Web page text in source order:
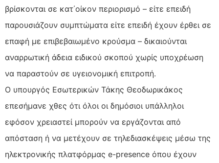
βρίσκονται σε κατ΄οίκον περιορισμό – είτε επειδή
παρουσιάζουν συμπτώματα είτε επειδή έχουν έρθει σε
επαφή με επιβεβαιωμένο κρούσμα – δικαιούνται
αναρρωτική άδεια ειδικού σκοπού χωρίς υποχρέωση
να παραστούν σε υγειονομική επιτροπή.
Ο υπουργός Εσωτερικών Τάκης Θεοδωρικάκος
επεσήμανε χθες ότι όλοι οι δημόσιοι υπάλληλοι
εφόσον χρειαστεί μπορούν να εργάζονται από
απόσταση ή να μετέχουν σε τηλεδιασκέψεις μέσω της
ηλεκτρονικής πλατφόρμας e-presence όπου έχουν